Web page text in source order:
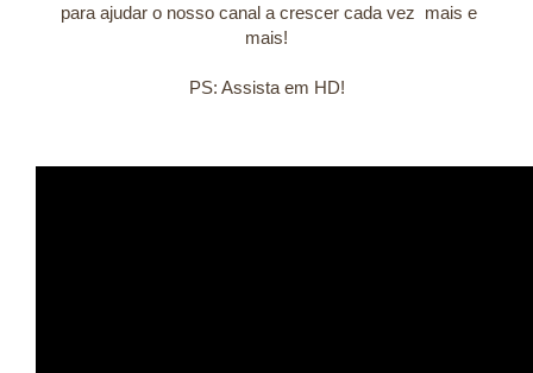
para ajudar o nosso canal a crescer cada vez mais e
mais!
PS: Assista em HD!